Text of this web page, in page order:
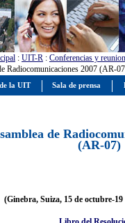
: UIT-R : Conferencias y
Radiocomunicaciones 2007 (AR-
de
(AR-07)
(Ginebra, Suiza, 15 de octubre-19
la UIT Sala de prensa